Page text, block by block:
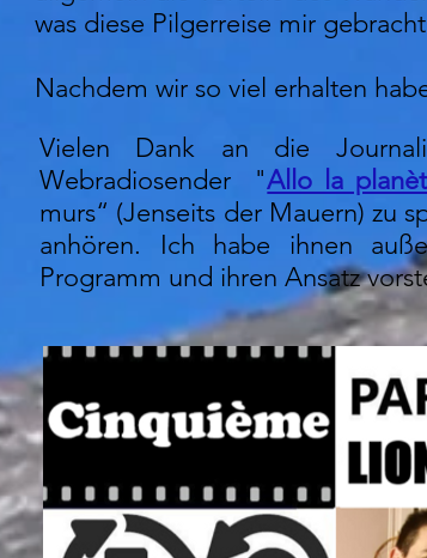
was diese Pilgerreise mir
Nachdem wir so viel erhalten
Vielen Dank an die
Webradiosender "Allo la
murs“ (Jenseits der Mauern) zu
anhören. Ich habe ihnen
Programm und ihren Ansatz